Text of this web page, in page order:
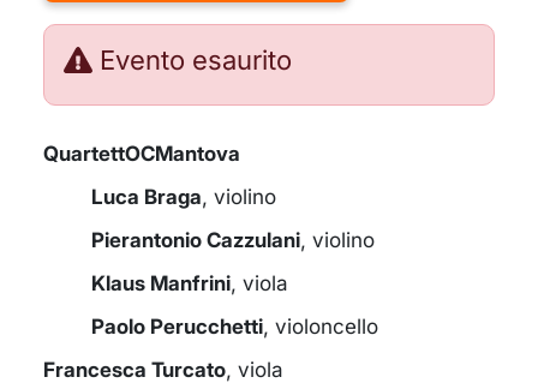
Evento esaurito
QuartettOCMantova
Luca Braga, violino
Pierantonio Cazzulani, violino
Klaus Manfrini, viola
Paolo Perucchetti, violoncello
Francesca Turcato, viola